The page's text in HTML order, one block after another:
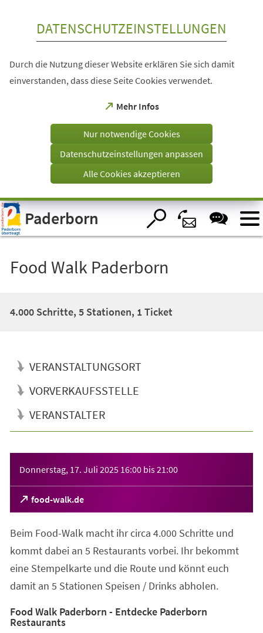
Visuelle
Assistenzsoftware
öffnen.
DATENSCHUTZEINSTELLUNGEN
Durch die Nutzung dieser Website erklären Sie sich damit
einverstanden, dass diese Seite Cookies verwendet.
Mehr Infos
(Öffnet
einem
Tab)
Nur notwendige Cookies
Datenschutzeinstellungen anpassen
Alle Cookies akzeptieren
Paderborn
Food Walk Paderborn
4.000 Schritte, 5 Stationen, 1 Ticket
VERANSTALTUNGSORT
VORVERKAUFSSTELLE
VERANSTALTER
Donnerstag, 17. Juli 2025 16:00 bis21:00
food-walk.de
(Öffnet
in
neuen
Beim Food-Walk macht ihr circa 4.000 Schritte und
kommt dabei an 5 Restaurants vorbei. Ihr bekommt
eine Stempelkarte und die Route und könnt euch
damit an 5 Stationen Speisen / Drinks abholen.
Food Walk Paderborn - Entdecke Paderborn
Restaurants